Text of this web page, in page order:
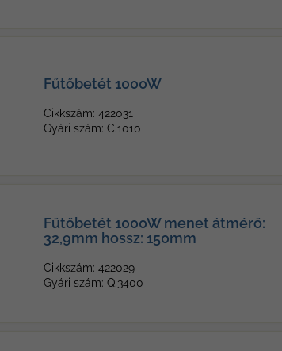
Fűtőbetét 1000W
Cikkszám: 422031
Gyári szám: C.1010
Fűtőbetét 1000W menet átmérő:
32,9mm hossz: 150mm
Cikkszám: 422029
Gyári szám: Q.3400